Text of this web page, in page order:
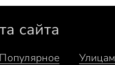
сайта
Популярное Улицам